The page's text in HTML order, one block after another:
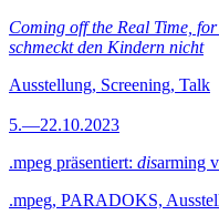
Coming off the Real Time,
schmeckt den Kindern nicht
Ausstellung, Screening, Talk
5.—22.10.2023
.mpeg präsentiert: disarming
.mpeg, PARADOKS,